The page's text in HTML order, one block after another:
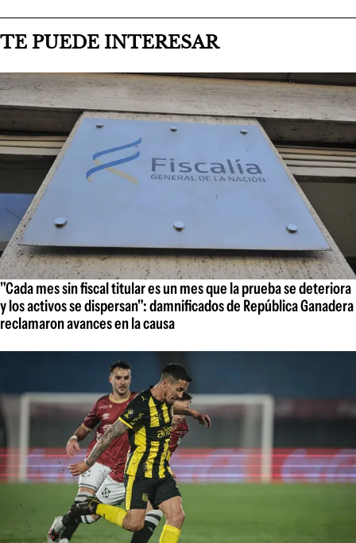
TE PUEDE INTERESAR
"Cada mes sin fiscal titular es un mes que la prueba se deteriora
y los activos se dispersan": damnificados de República Ganadera
reclamaron avances en la causa